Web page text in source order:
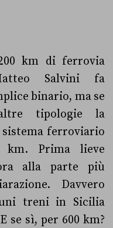
km di ferrovia
Salvini fa
binario, ma se
tipologie la
sistema ferroviario
km. Prima lieve
alla parte più
Davvero
treni in Sicilia
se sì, per 600 km?